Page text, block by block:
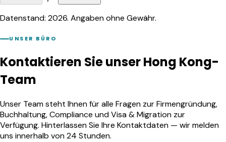
Datenstand: 2026. Angaben ohne Gewähr.
UNSER BÜRO
Kontaktieren Sie unser Hong Kong-
Team
Unser Team steht Ihnen für alle Fragen zur Firmengründung,
Buchhaltung, Compliance und Visa & Migration zur
Verfügung. Hinterlassen Sie Ihre Kontaktdaten — wir melden
uns innerhalb von 24 Stunden.